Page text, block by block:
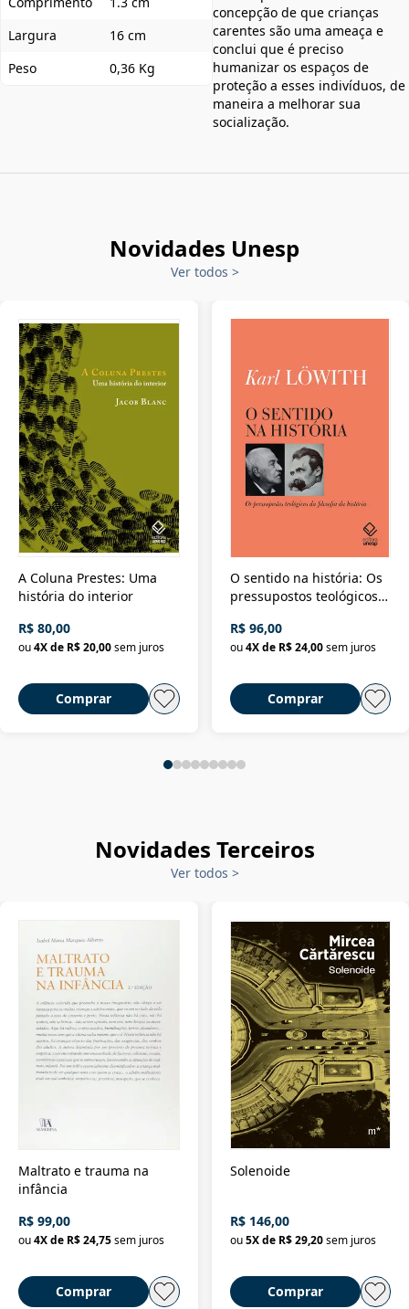
Largura
16 cm
Peso
0,36 Kg
concepção de que crianças
carentes são uma ameaça e
conclui que é preciso
humanizar os espaços de
proteção a esses indivíduos, de
maneira a melhorar sua
socialização.
Novidades Unesp
Ver todos >
A Coluna Prestes: Uma
história do interior
R$ 80,00
ou4X de R$ 20,00sem juros
Comprar
O sentido na história: Os
pressupostos teológicos
R$ 96,00
ou 4X de R$ 24,00 sem juros
Comprar
Novidades Terceiros
Ver todos >
Maltrato e trauma na
infância
R$ 99,00
ou4X de R$ 24,75sem juros
Comprar
Solenoide
R$ 146,00
ou 5X de R$ 29,20 sem juros
Comprar